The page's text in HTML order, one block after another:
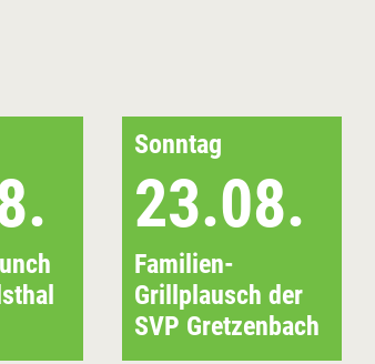
Sonntag
23.08.
Familien-
Grillplausch der
SVP Gretzenbach